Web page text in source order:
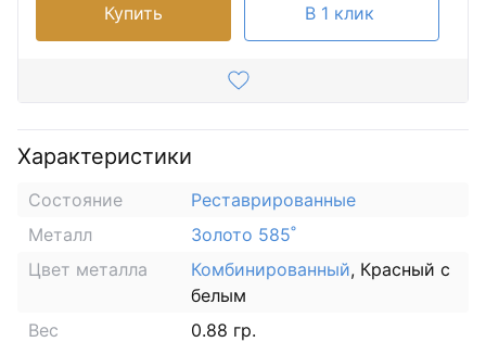
Купить В 1 клик
Характеристики
Состояние
Реставрированные
Металл
Золото 585˚
Цвет металла
Комбинированный, Красный с
белым
Вес
0.88 гр.